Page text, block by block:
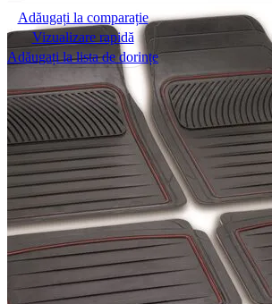
Adăugați la comparație
Vizualizare rapidă
Adăugați la lista de dorințe